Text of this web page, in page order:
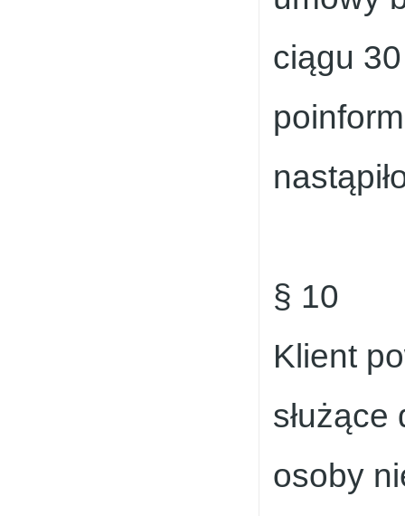
ciągu
§ 10
Klient
osoby